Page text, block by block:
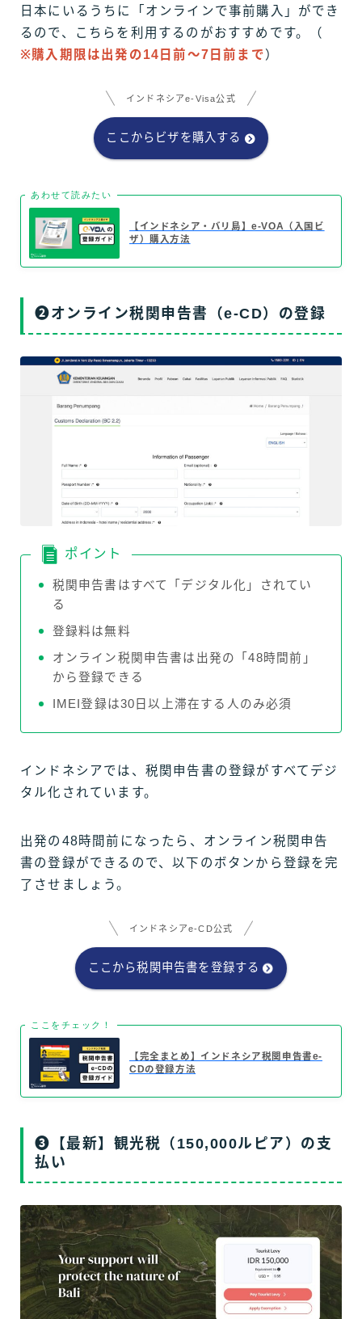
日本にいるうちに「オンラインで事前購入」ができ
るので、こちらを利用するのがおすすめです。（
※購入期限は出発の14日前〜7日前まで）
インドネシアe-Visa公式
ここからビザを購入する
あわせて読みたい
【インドネシア・バリ島】e-VOA（入国ビ
ザ）購入方法
❷オンライン税関申告書（e-CD）の登録
ポイント
税関申告書はすべて「デジタル化」されてい
る
登録料は無料
オンライン税関申告書は出発の「48時間前」
から登録できる
IMEI登録は30日以上滞在する人のみ必須
インドネシアでは、税関申告書の登録がすべてデジ
タル化されています。
出発の48時間前になったら、オンライン税関申告
書の登録ができるので、以下のボタンから登録を完
了させましょう。
インドネシアe-CD公式
ここから税関申告書を登録する
ここをチェック！
【完全まとめ】インドネシア税関申告書e-
CDの登録方法
❸【最新】観光税（150,000ルピア）の支
払い